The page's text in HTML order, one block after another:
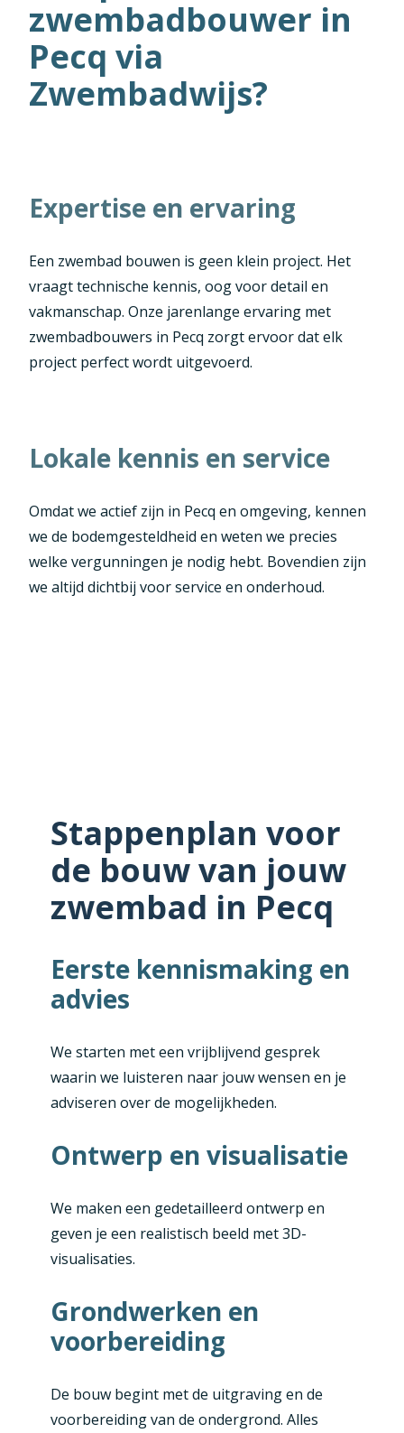
zwembadbouwer in
Pecq via
Zwembadwijs?
Expertise en ervaring
Een zwembad bouwen is geen klein project. Het
vraagt technische kennis, oog voor detail en
vakmanschap. Onze jarenlange ervaring met
zwembadbouwers in Pecq zorgt ervoor dat elk
project perfect wordt uitgevoerd.
Lokale kennis en service
Omdat we actief zijn in Pecq en omgeving, kennen
we de bodemgesteldheid en weten we precies
welke vergunningen je nodig hebt. Bovendien zijn
we altijd dichtbij voor service en onderhoud.
Stappenplan voor
de bouw van jouw
zwembad in Pecq
Eerste kennismaking en
advies
We starten met een vrijblijvend gesprek
waarin we luisteren naar jouw wensen en je
adviseren over de mogelijkheden.
Ontwerp en visualisatie
We maken een gedetailleerd ontwerp en
geven je een realistisch beeld met 3D-
visualisaties.
Grondwerken en
voorbereiding
De bouw begint met de uitgraving en de
voorbereiding van de ondergrond. Alles